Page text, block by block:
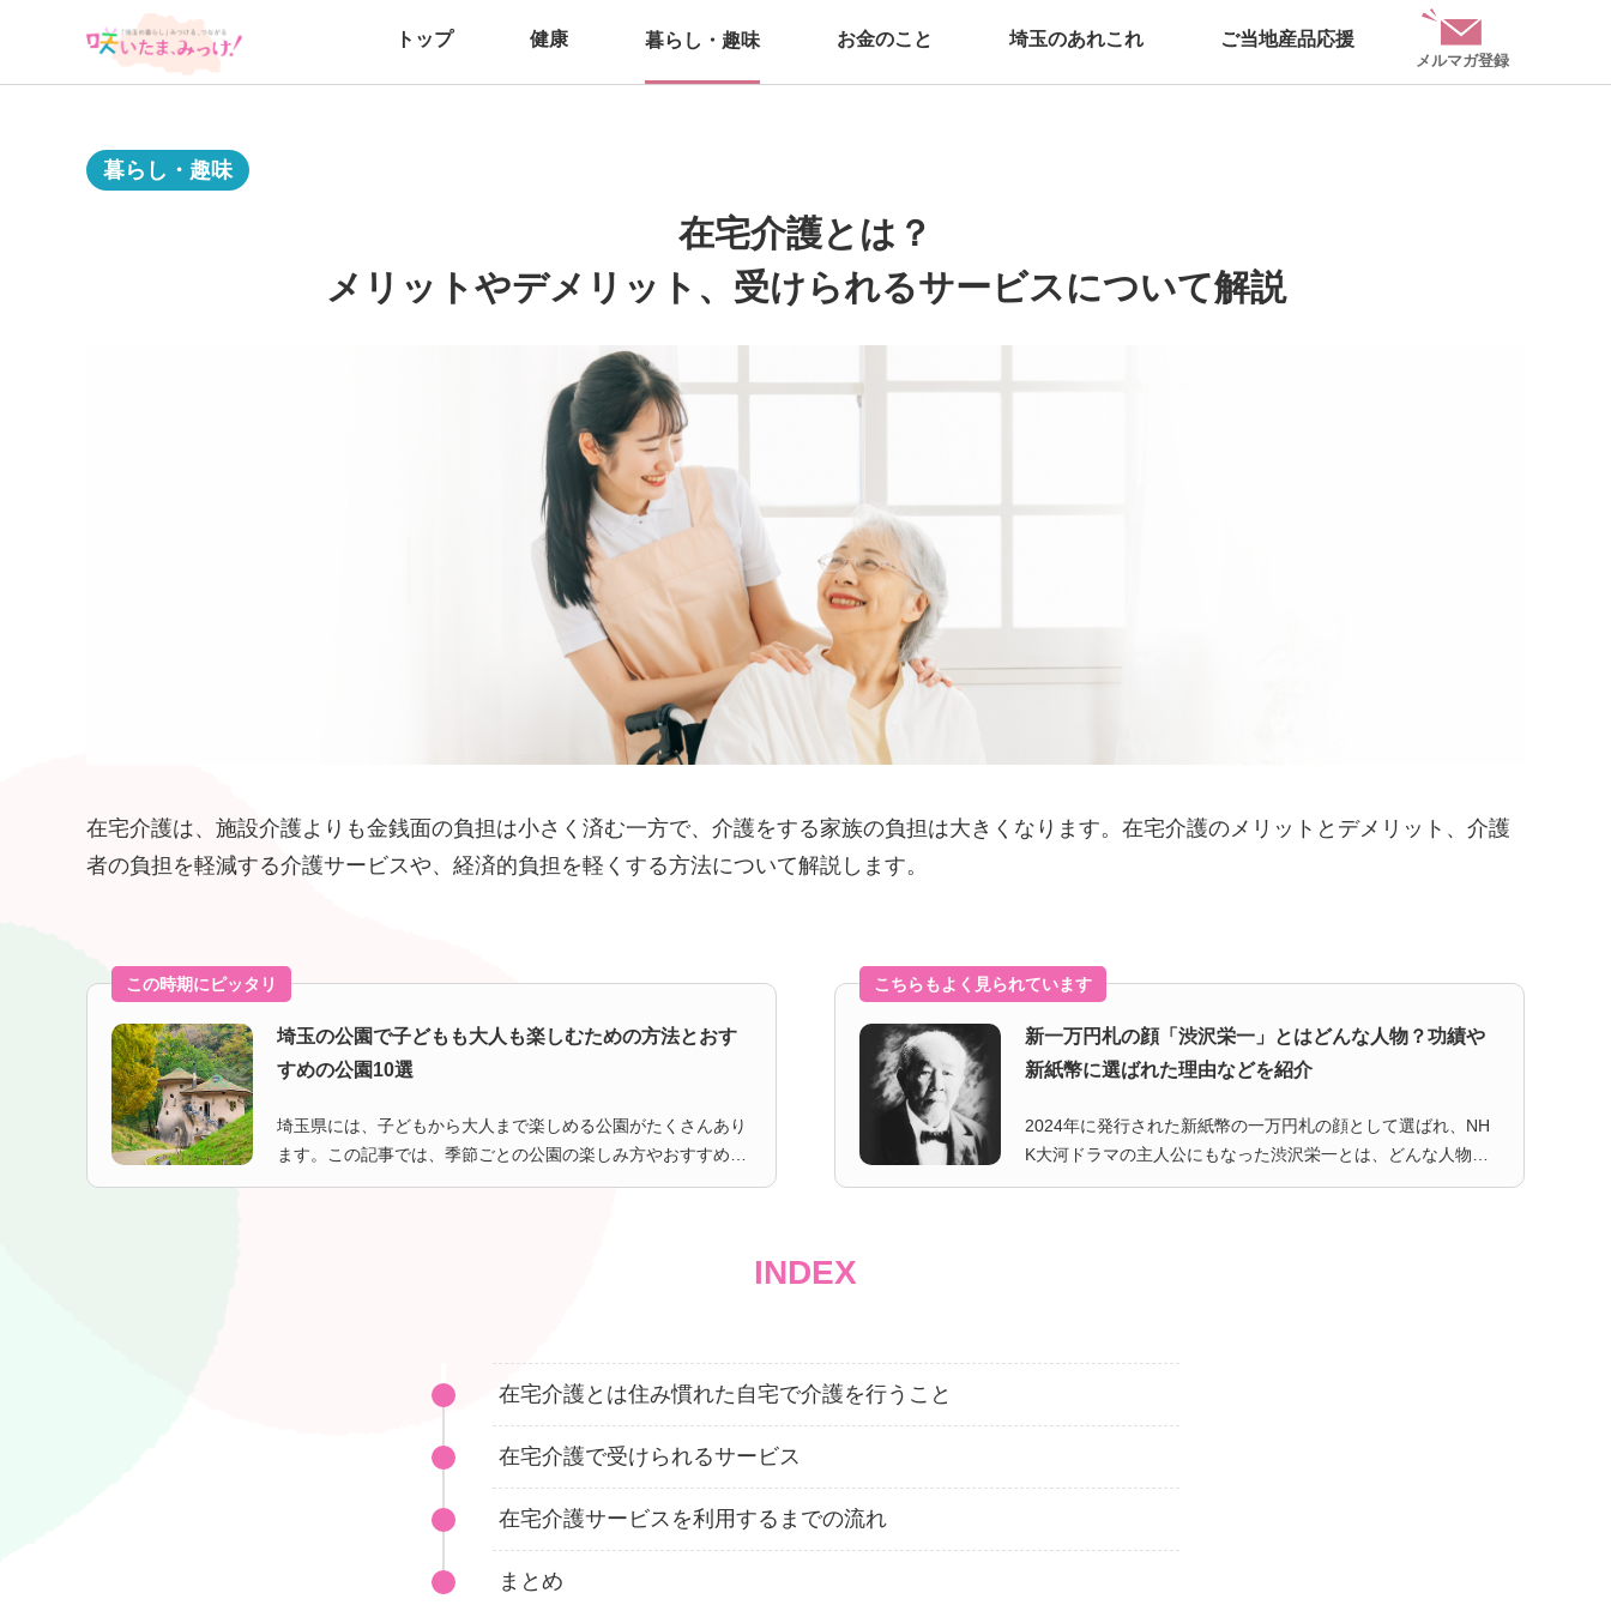
トップ 健康 暮らし・趣味 お金のこと 埼玉のあれこれ ご当地産品応援
メルマガ登録
暮らし・趣味
在宅介護とは？
メリットやデメリット、受けられるサービスについて解説
在宅介護は、施設介護よりも金銭面の負担は小さく済む一方で、介護をする家族の負担は大きくなります。在宅介護のメリットとデメリット、介護
者の負担を軽減する介護サービスや、経済的負担を軽くする方法について解説します。
この時期にピッタリ
埼玉の公園で子どもも大人も楽しむための方法とおす
すめの公園10選
埼玉県には、子どもから大人まで楽しめる公園がたくさんあり
ます。この記事では、季節ごとの公園の楽しみ方やおすすめの
公園、防犯対策や注意点などを紹介します。どの公園を訪れる
こちらもよく見られています
新一万円札の顔「渋沢栄一」とはどんな人物？功績や
新紙幣に選ばれた理由などを紹介
2024年に発行された新紙幣の一万円札の顔として選ばれ、NH
K大河ドラマの主人公にもなった渋沢栄一とは、どんな人物な
のでしょうか？その功績や数々の名言、新紙幣の肖像に選ばれ
INDEX
在宅介護とは住み慣れた自宅で介護を行うこと
在宅介護で受けられるサービス
在宅介護サービスを利用するまでの流れ
まとめ